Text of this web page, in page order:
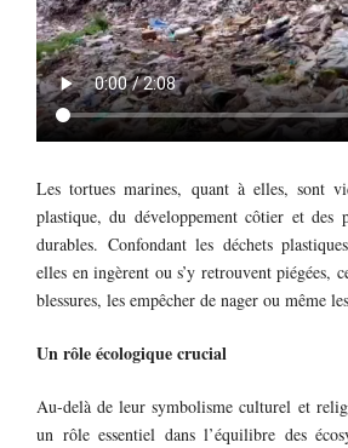
Les tortues marines, quant à elles, sont
plastique, du développement côtier et des
durables. Confondant les déchets
elles en ingèrent ou s’y retrouvent piégées,
blessures, les empêcher de nager ou même
Un rôle écologique crucial
Au-delà de leur symbolisme culturel et
un rôle essentiel dans l’équilibre des